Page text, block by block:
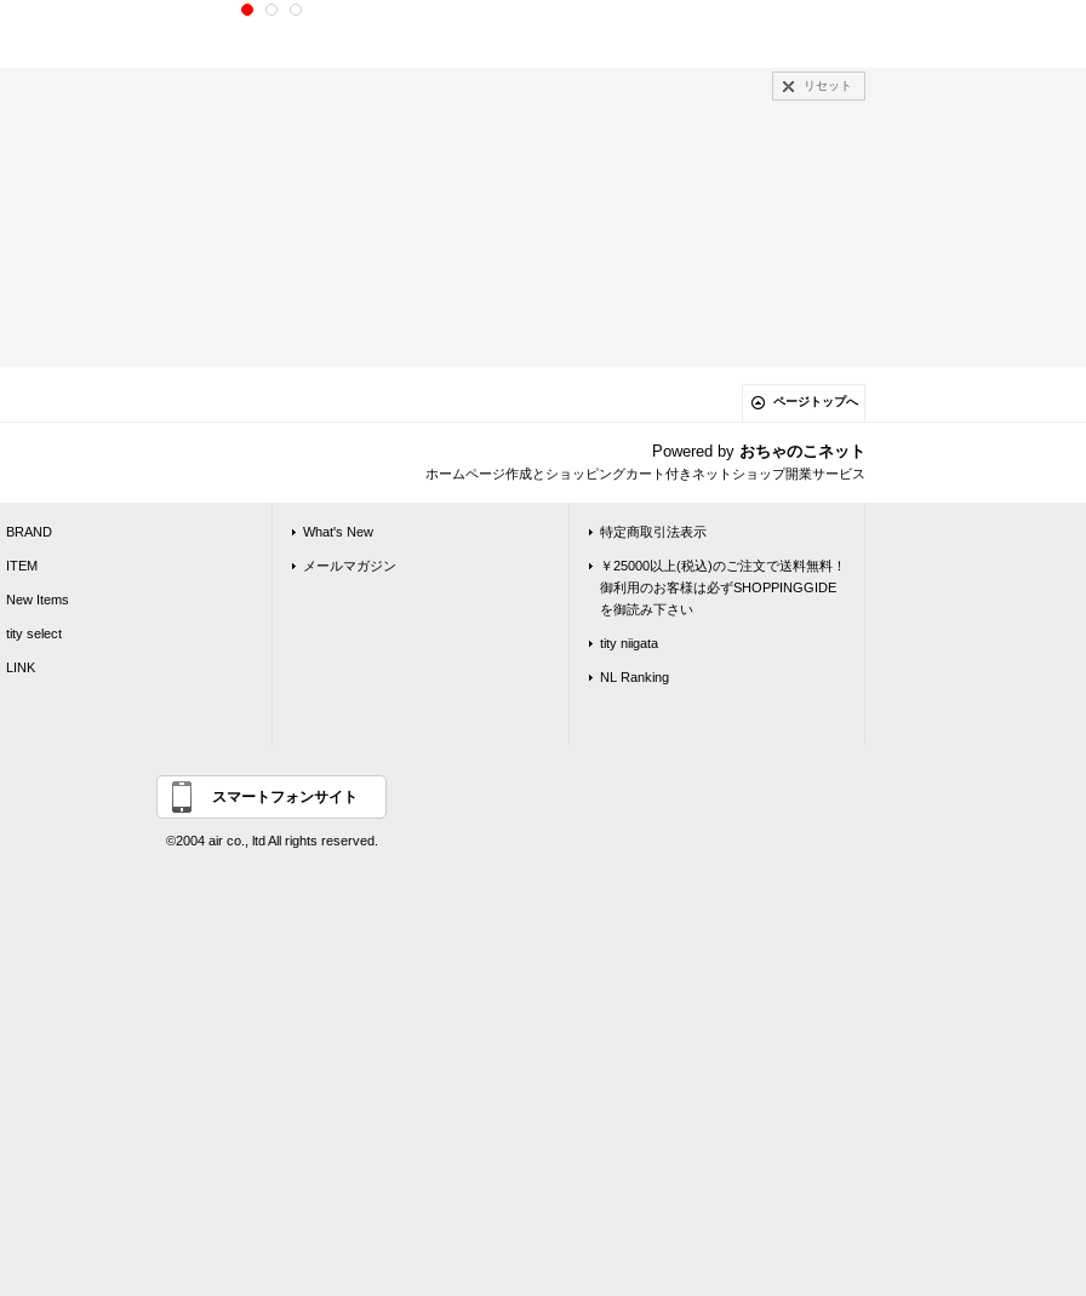
リセット
ページトップへ
Powered by おちゃのこネット
ホームページ作成とショッピングカート付きネットショップ開業サービス
BRAND
ITEM
New Items
tity select
LINK
What's New
メールマガジン
特定商取引法表示
￥25000以上(税込)のご注文で送料無料！
御利用のお客様は必ずSHOPPINGGIDE
を御読み下さい
tity niigata
NL Ranking
スマートフォンサイト
©2004 air co., ltd All rights reserved.